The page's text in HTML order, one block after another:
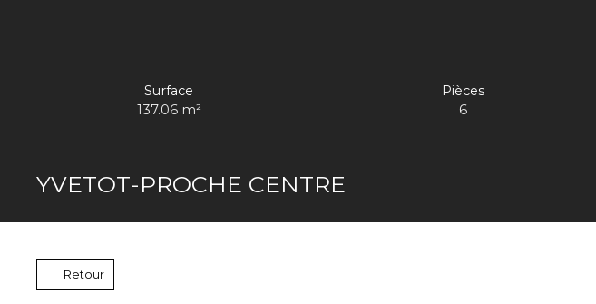
Surface
137.06 m²
Pièces
6
YVETOT-PROCHE CENTRE
Retour